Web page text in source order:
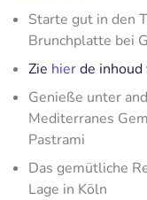
Starte gut in den
Brunchplatte bei
Zie hierde inhoud
Genieße unter
Mediterranes
Pastrami
Das gemütliche
Lage in Köln